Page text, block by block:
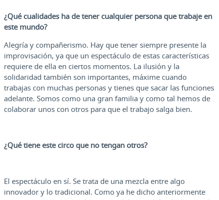
¿Qué cualidades ha de tener cualquier persona que trabaje en
este mundo?
Alegría y compañerismo. Hay que tener siempre presente la
improvisación, ya que un espectáculo de estas características
requiere de ella en ciertos momentos. La ilusión y la
solidaridad también son importantes, máxime cuando
trabajas con muchas personas y tienes que sacar las funciones
adelante. Somos como una gran familia y como tal hemos de
colaborar unos con otros para que el trabajo salga bien.
¿Qué tiene este circo que no tengan otros?
El espectáculo en sí. Se trata de una mezcla entre algo
innovador y lo tradicional. Como ya he dicho anteriormente